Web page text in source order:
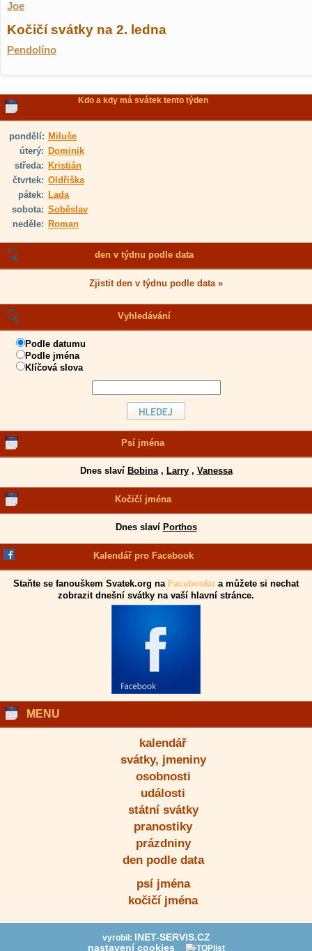
Joe
Kočičí svátky na 2. ledna
Pendolíno
Kdo a kdy má svátek tento týden
pondělí: Miluše
úterý: Dominik
středa: Kristián
čtvrtek: Oldřiška
pátek: Lada
sobota: Soběslav
neděle: Roman
den v týdnu podle data
Zjistit den v týdnu podle data »
Vyhledávání
Podle datumu
Podle jména
Klíčová slova
Psí jména
Dnes slaví Bobina, Larry, Vanessa
Kočičí jména
Dnes slaví Porthos
Kalendář pro Facebook
Staňte se fanouškem Svatek.org na Facebooku a můžete si nechat
zobrazit dnešní svátky na vaší hlavní stránce.
MENU
kalendář
svátky, jmeniny
osobnosti
události
státní svátky
pranostiky
prázdniny
den podle data
psí jména
kočičí jména
vyrobil:
INET-SERVIS.CZ
nastavení cookies